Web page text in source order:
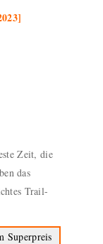
Zeit, die
das
Trail-
Superpreis